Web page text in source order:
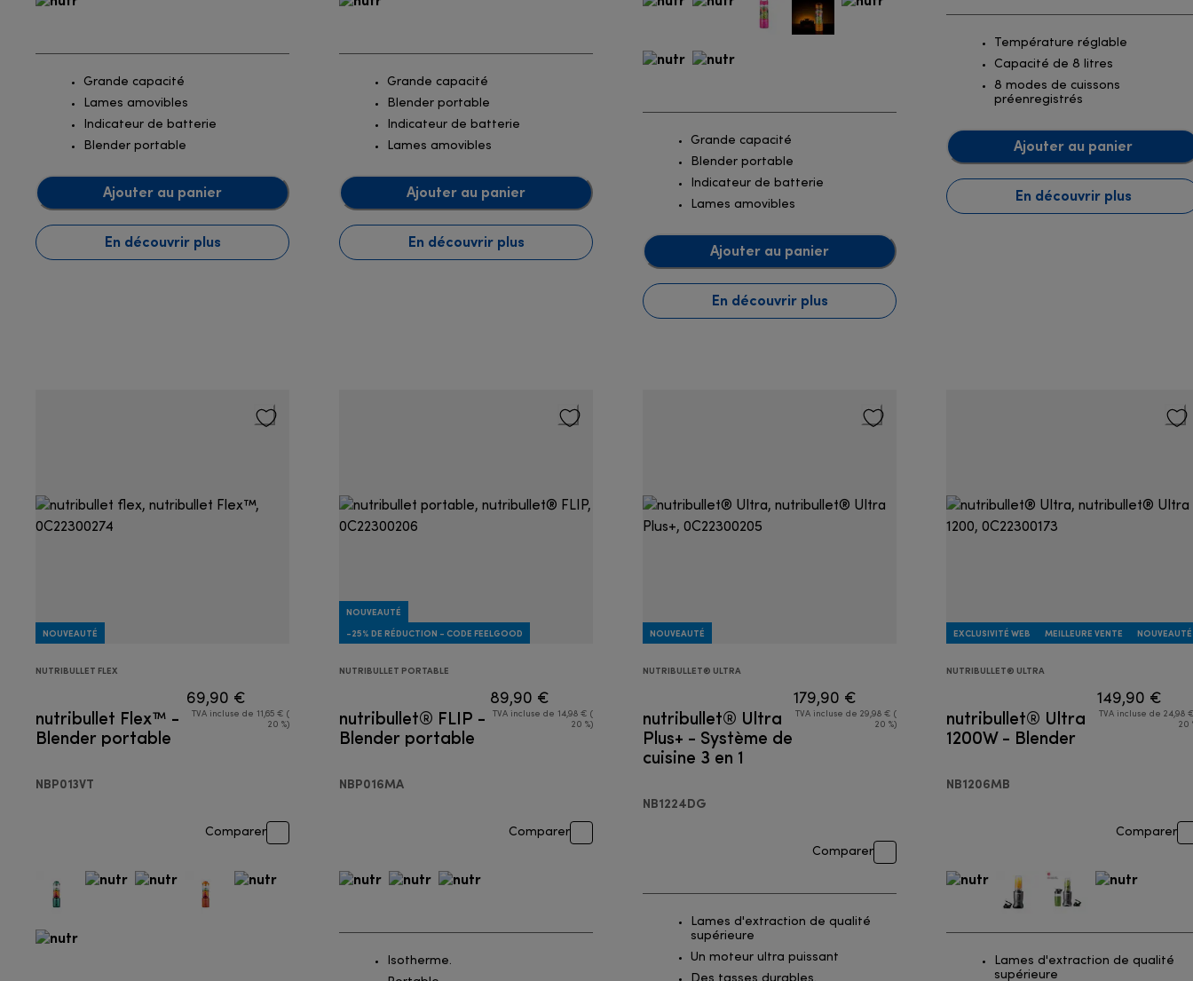
Grande capacité
Lames amovibles
Indicateur de batterie
Blender portable
Ajouter au panier
En découvrir plus
Grande capacité
Blender portable
Indicateur de batterie
Lames amovibles
Ajouter au panier
En découvrir plus
Grande capacité
Blender portable
Indicateur de batterie
Lames amovibles
Ajouter au panier
En découvrir plus
Température réglable
Capacité de 8 litres
8 modes de cuissons
préenregistrés
Ajouter au panier
En découvrir plus
NOUVEAUTÉ
NUTRIBULLET FLEX
nutribullet Flex™ -
Blender portable
NBP013VT
69,90 €
TVA incluse de 11,65 € (
20 %)
Comparer
NOUVEAUTÉ
-25% DE RÉDUCTION - CODE FEELGOOD
NUTRIBULLET PORTABLE
nutribullet® FLIP -
Blender portable
NBP016MA
89,90 €
TVA incluse de 14,98 € (
20 %)
Comparer
Isotherme.
NOUVEAUTÉ
NUTRIBULLET® ULTRA
nutribullet® Ultra
Plus+ - Système de
cuisine 3 en 1
NB1224DG
179,90 €
TVA incluse de 29,98 € (
20 %)
Comparer
Lames d'extraction de qualité
supérieure
Un moteur ultra puissant
Des tasses durables.
EXCLUSIVITÉ WEB MEILLEURE VENTE NOUVEAUTÉ
NUTRIBULLET® ULTRA
nutribullet® Ultra
1200W - Blender
NB1206MB
149,90 €
TVA incluse de 24,98
20
Comparer
Lames d'extraction de qualité
supérieure